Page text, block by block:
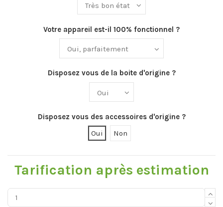
Votre appareil est-il 100% fonctionnel ?
Disposez vous de la boite d'origine ?
Disposez vous des accessoires d'origine ?
Oui
Non
Tarification après estimation